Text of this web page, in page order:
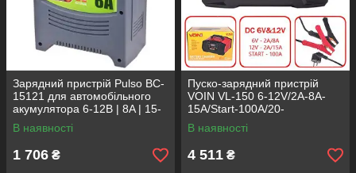
Зарядний пристрій Pulso BC-
15121 для автомобільного
акумулятора 6-12В | 8A | 15-
112Ач | стрілка
В наявності
1 706 ₴
Пуско-зарядний пристрій
VOIN VL-150 6-12V/2A-8A-
15A/Start-100A/20-
180AHR/LCD индик. (VL-150)
В наявності
4 511 ₴